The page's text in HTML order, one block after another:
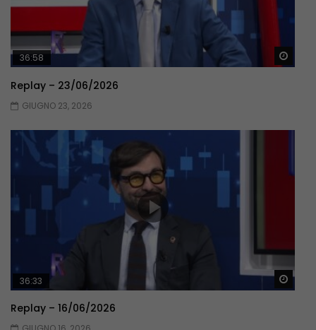
36:58
Replay – 23/06/2026
GIUGNO 23, 2026
36:33
Replay – 16/06/2026